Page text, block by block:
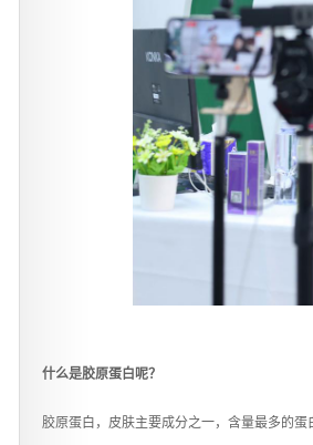
什么是胶原蛋白呢？
胶原蛋白，皮肤主要成分之一，含量最多的蛋